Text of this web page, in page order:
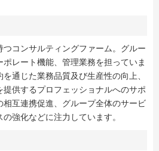
コンサルティングファーム。グルー
レート機能、管理業務を担っていま
通じた業務品質及び生産性の向上、
供するプロフェッショナルへのサポ
相互連携促進、グループ全体のサービ
強化などに注力しています。